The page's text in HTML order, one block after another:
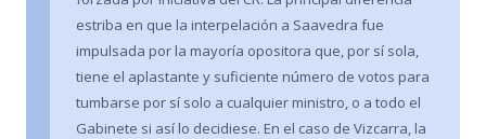
estriba en que la interpelación a Saavedra fue
impulsada por la mayoría opositora que, por sí sola,
tiene el aplastante y suficiente número de votos para
tumbarse por sí solo a cualquier ministro, o a todo el
Gabinete si así lo decidiese. En el caso de Vizcarra, la